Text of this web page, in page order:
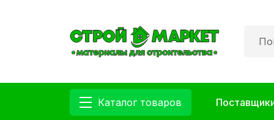
Каталог товаров